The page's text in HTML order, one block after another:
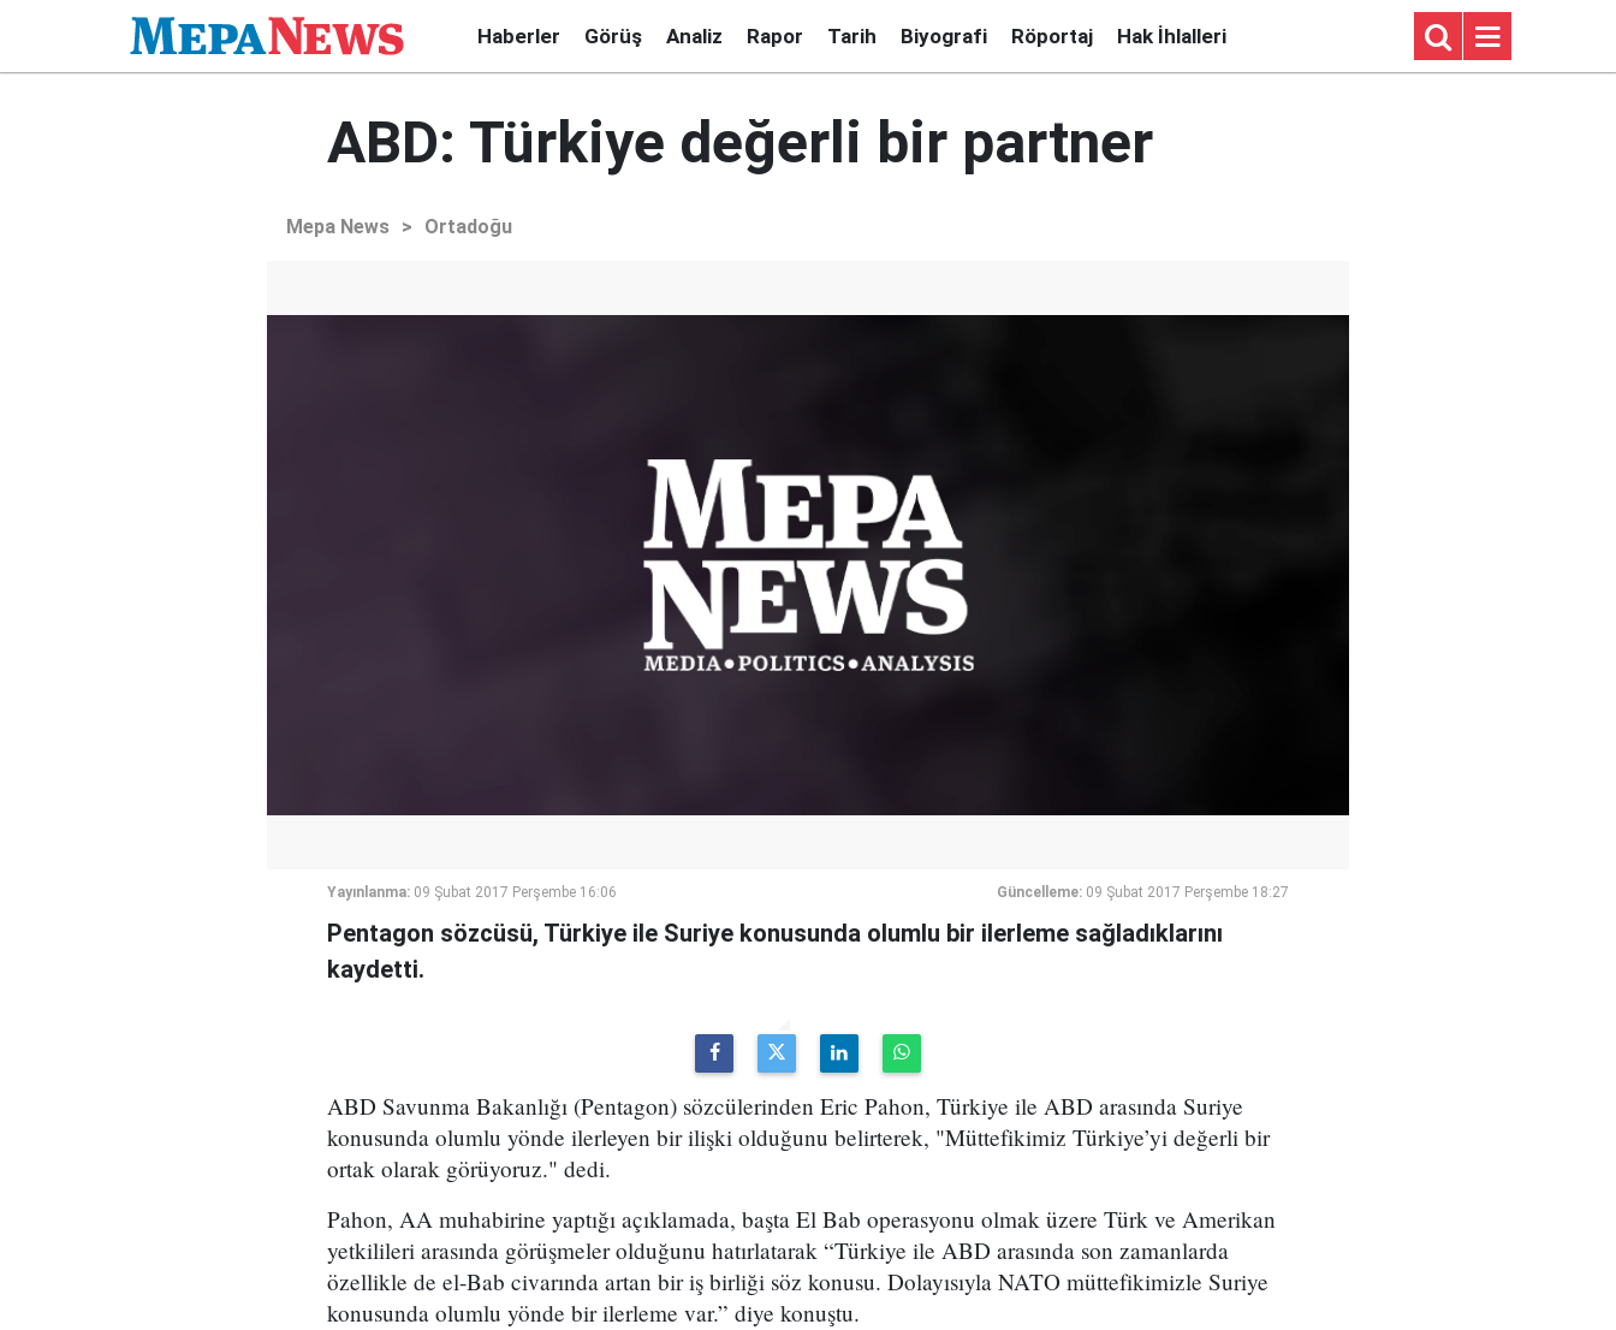
Haberler Görüş Analiz Rapor Tarih Biyografi Röportaj Hak İhlalleri
ABD: Türkiye değerli bir partner
Mepa News > Ortadoğu
Yayınlanma: 09 Şubat 2017 Perşembe 16:06 Güncelleme: 09 Şubat 2017 Perşembe 18:27
Pentagon sözcüsü, Türkiye ile Suriye konusunda olumlu bir ilerleme sağladıklarını
kaydetti.
ABD Savunma Bakanlığı (Pentagon) sözcülerinden Eric Pahon, Türkiye ile ABD arasında Suriye
konusunda olumlu yönde ilerleyen bir ilişki olduğunu belirterek, "Müttefikimiz Türkiye’yi değerli bir
ortak olarak görüyoruz." dedi.
Pahon, AA muhabirine yaptığı açıklamada, başta El Bab operasyonu olmak üzere Türk ve Amerikan
yetkilileri arasında görüşmeler olduğunu hatırlatarak “Türkiye ile ABD arasında son zamanlarda
özellikle de el-Bab civarında artan bir iş birliği söz konusu. Dolayısıyla NATO müttefikimizle Suriye
konusunda olumlu yönde bir ilerleme var.” diye konuştu.